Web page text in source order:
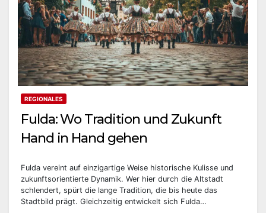
REGIONALES
Fulda: Wo Tradition und Zukunft
Hand in Hand gehen
Fulda vereint auf einzigartige Weise historische Kulisse und
zukunftsorientierte Dynamik. Wer hier durch die Altstadt
schlendert, spürt die lange Tradition, die bis heute das
Stadtbild prägt. Gleichzeitig entwickelt sich Fulda…